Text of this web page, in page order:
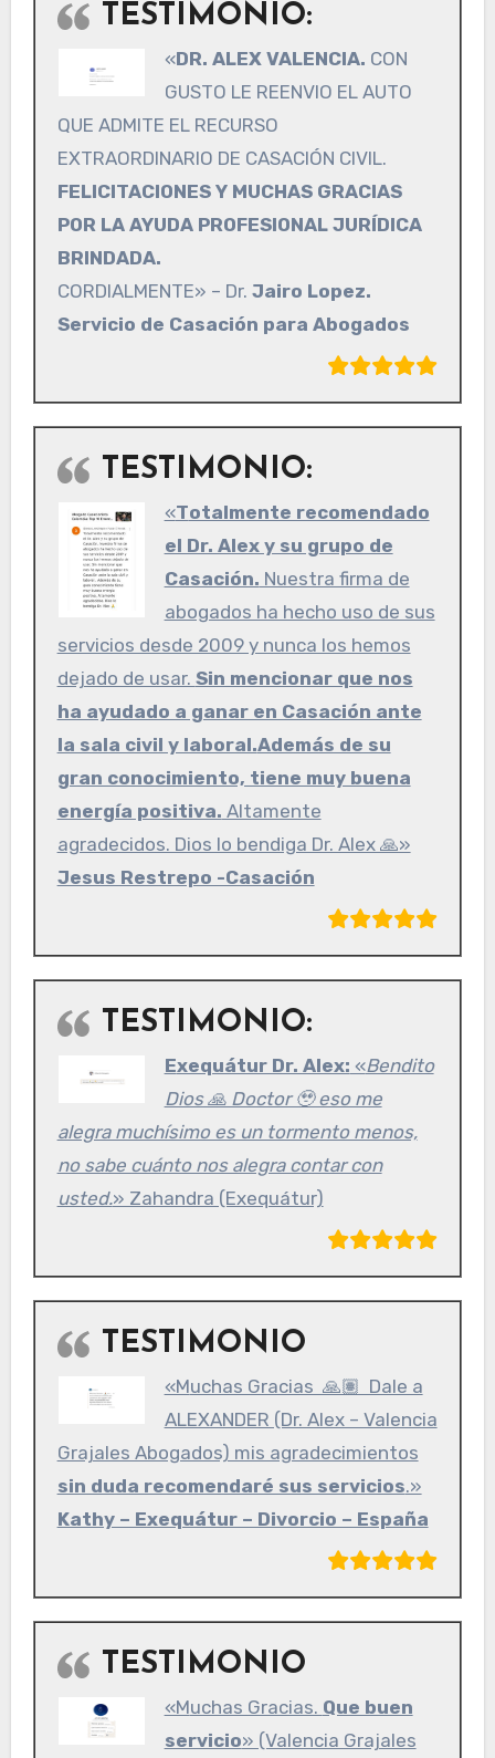
TESTIMONIO:
«DR. ALEX VALENCIA. CON
GUSTO LE REENVIO EL AUTO
QUE ADMITE EL RECURSO
EXTRAORDINARIO DE CASACIÓN CIVIL.
FELICITACIONES Y MUCHAS GRACIAS
POR LA AYUDA PROFESIONAL JURÍDICA
BRINDADA.
CORDIALMENTE» – Dr. Jairo Lopez.
Servicio de Casación para Abogados
TESTIMONIO:
«Totalmente recomendado
el Dr. Alex y su grupo de
Casación. Nuestra firma de
abogados ha hecho uso de sus
servicios desde 2009 y nunca los hemos
dejado de usar. Sin mencionar que nos
ha ayudado a ganar en Casación ante
la sala civil y laboral.Además de su
gran conocimiento, tiene muy buena
energía positiva. Altamente
agradecidos. Dios lo bendiga Dr. Alex 🙏»
Jesus Restrepo -Casación
TESTIMONIO:
Exequátur Dr. Alex: «Bendito
Dios 🙏 Doctor 🥹 eso me
alegra muchísimo es un tormento menos,
no sabe cuánto nos alegra contar con
usted.» Zahandra (Exequátur)
TESTIMONIO
«Muchas Gracias 🙏🏽 Dale a
ALEXANDER (Dr. Alex – Valencia
Grajales Abogados) mis agradecimientos
sin duda recomendaré sus servicios.»
Kathy – Exequátur – Divorcio – España
TESTIMONIO
«Muchas Gracias. Que buen
servicio» (Valencia Grajales